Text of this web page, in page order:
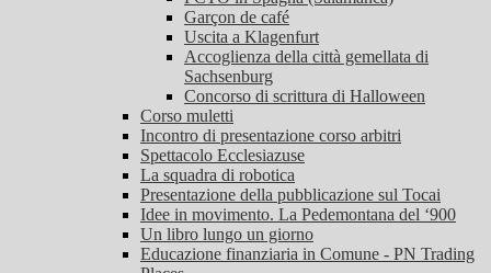
Garçon de café
Uscita a Klagenfurt
Accoglienza della città gemellata di
Sachsenburg
Concorso di scrittura di Halloween
Corso muletti
Incontro di presentazione corso arbitri
Spettacolo Ecclesiazuse
La squadra di robotica
Presentazione della pubblicazione sul Tocai
Idee in movimento. La Pedemontana del ‘900
Un libro lungo un giorno
Educazione finanziaria in Comune - PN Trading